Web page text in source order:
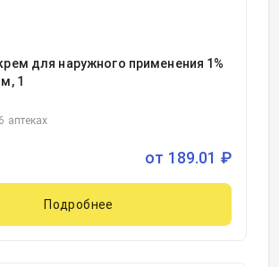
для наружного применения 1%
1
аптеках
от 189.01 ₽
Подробнее